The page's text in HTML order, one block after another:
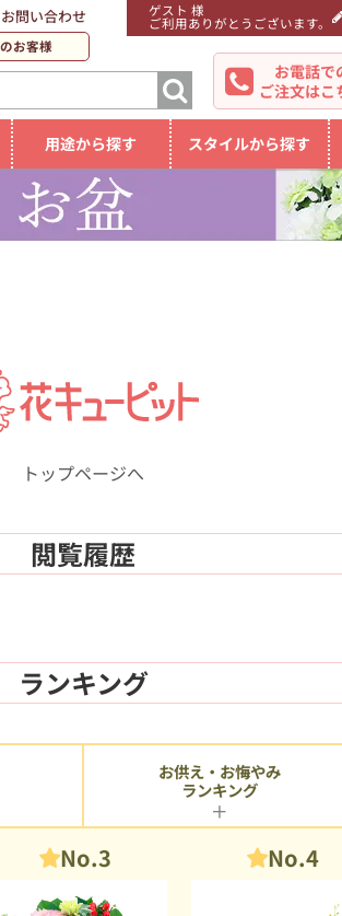
ゲスト 様
ご利用ありがとうございます。
お問い合わせ
お客様
お電話で
ご注文はこ
用途から探す スタイルから探す
トップページへ
閲覧履歴
ランキング
No.3 No.4
お供え・お悔やみ
ランキング